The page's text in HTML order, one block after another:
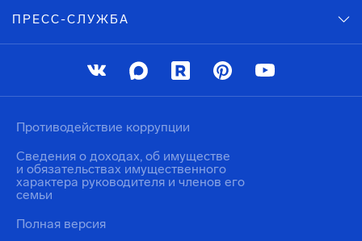
ПРЕСС-СЛУЖБА
Противодействие коррупции
Сведения о доходах, об имуществе
и обязательствах имущественного
характера руководителя и членов его
семьи
Полная версия